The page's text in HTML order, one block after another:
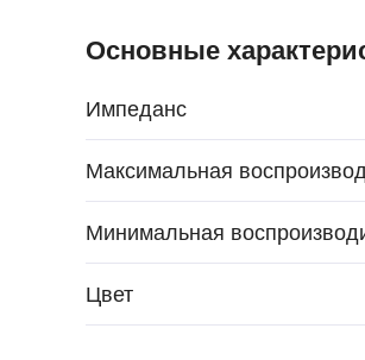
Основные
Импеданс
Максимальная
Минимальная
Цвет